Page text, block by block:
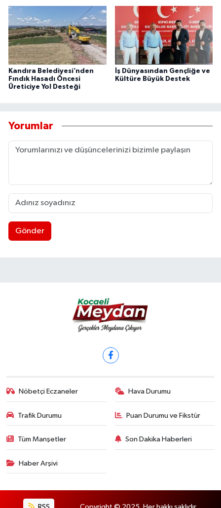
Kandıra Belediyesi’nden
Fındık Hasadı Öncesi
Üreticiye Yol Desteği
İş Dünyasından Gençliğe ve
Kültüre Büyük Destek
Yorumlar
Gönder
Nöbetçi Eczaneler Hava Durumu
Trafik Durumu Puan Durumu ve Fikstür
Tüm Manşetler Son Dakika Haberleri
Haber Arşivi